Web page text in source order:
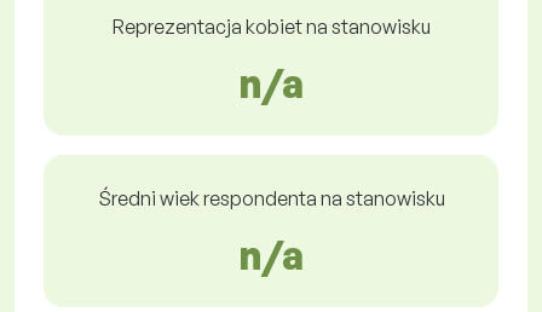
Reprezentacja kobiet na stanowisku
n/a
Średni wiek respondenta na stanowisku
n/a